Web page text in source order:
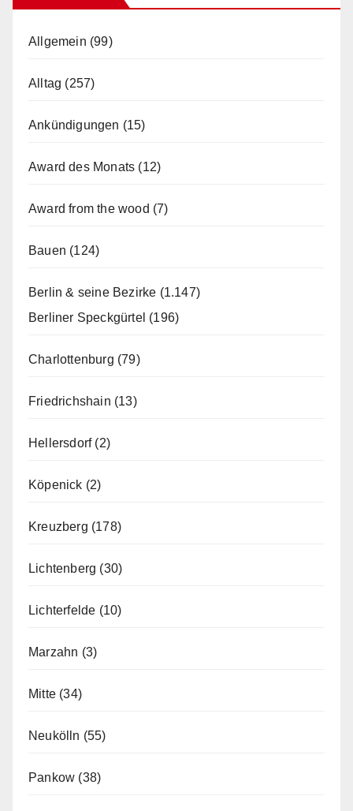
Allgemein (99)
Alltag (257)
Ankündigungen (15)
Award des Monats (12)
Award from the wood (7)
Bauen (124)
Berlin & seine Bezirke (1.147)
Berliner Speckgürtel (196)
Charlottenburg (79)
Friedrichshain (13)
Hellersdorf(2)
Köpenick (2)
Kreuzberg (178)
Lichtenberg (30)
Lichterfelde (10)
Marzahn (3)
Mitte (34)
Neukölln (55)
Pankow (38)